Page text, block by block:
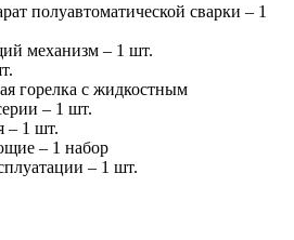
полуавтоматической сварки – 1
механизм – 1 шт.
горелка с жидкостным
– 1 шт.
– 1 шт.
– 1 набор
– 1 шт.